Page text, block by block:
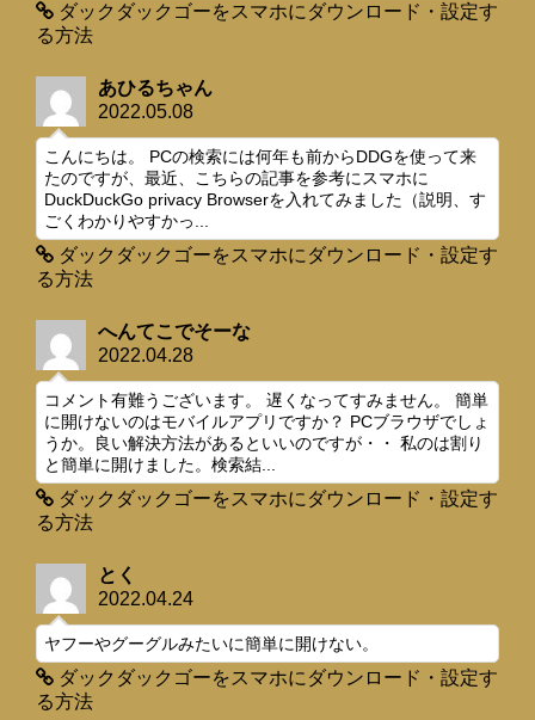
ダックダックゴーをスマホにダウンロード・設定す
る方法
あひるちゃん
2022.05.08
こんにちは。 PCの検索には何年も前からDDGを使って来
たのですが、最近、こちらの記事を参考にスマホに
DuckDuckGo privacy Browserを入れてみました（説明、す
ごくわかりやすかっ...
ダックダックゴーをスマホにダウンロード・設定す
る方法
へんてこでそーな
2022.04.28
コメント有難うございます。 遅くなってすみません。 簡単
に開けないのはモバイルアプリですか？ PCブラウザでしょ
うか。良い解決方法があるといいのですが・・ 私のは割り
と簡単に開けました。検索結...
ダックダックゴーをスマホにダウンロード・設定す
る方法
とく
2022.04.24
ヤフーやグーグルみたいに簡単に開けない。
ダックダックゴーをスマホにダウンロード・設定す
る方法